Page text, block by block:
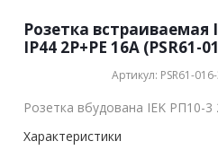
Розетка встраиваемая
IP44 2P+PE 16А (PSR61-
Артикул: PSR61-
Розетка вбудована IEK РП10-
Характеристики